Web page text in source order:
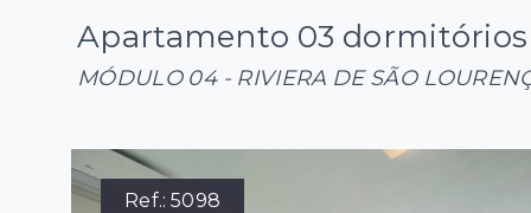
Apartamento 03 dormitórios
MÓDULO 04 - RIVIERA DE SÃO
Ref.:5098